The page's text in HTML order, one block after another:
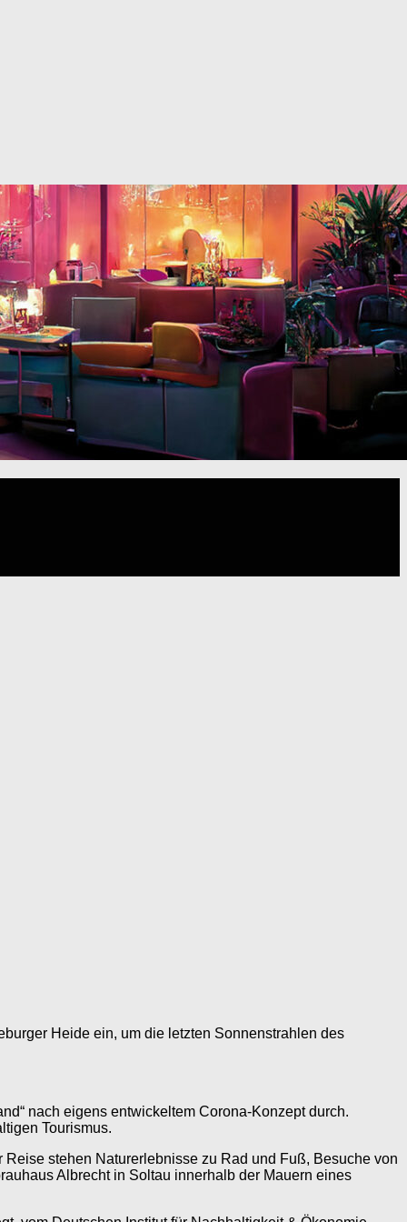
Heide ein, um die letzten Sonnenstrahlen des
nach eigens entwickeltem Corona-Konzept durch.
Tourismus.
stehen Naturerlebnisse zu Rad und Fuß, Besuche von
Albrecht in Soltau innerhalb der Mauern eines